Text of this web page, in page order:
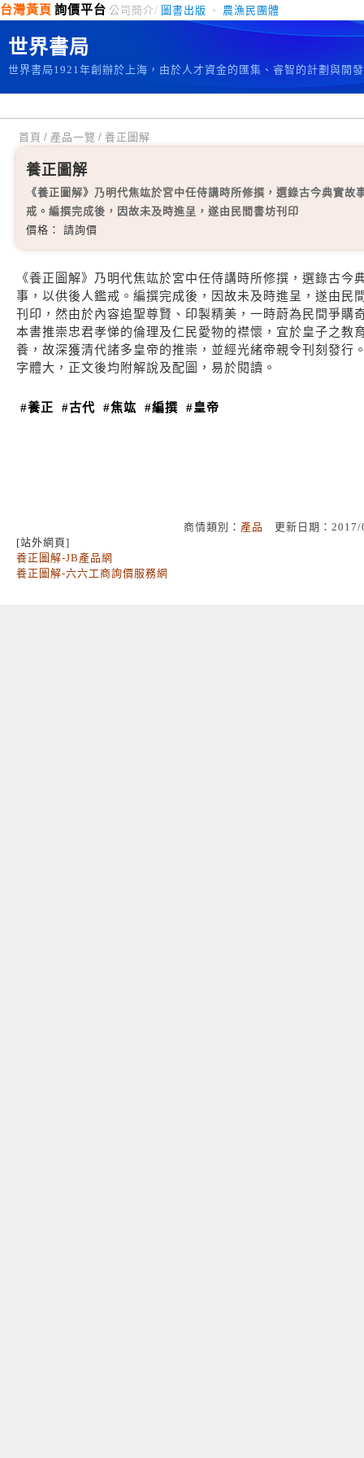
台灣黃頁 詢價平台 公司簡介/ 圖書出版 、 農漁民團體
世界書局
世界書局1921年創辦於上海，由於人才資金的匯集、睿智的計劃與開
首頁 / 產品一覽 / 養正圖解
養正圖解
《養正圖解》乃明代焦竑於宮中任侍講時所修撰，選錄古今典實故
戒。編撰完成後，因故未及時進呈，遂由民間書坊刊印
價格： 請詢價
《養正圖解》乃明代焦竑於宮中任侍講時所修撰，選錄古今
事，以供後人鑑戒。編撰完成後，因故未及時進呈，遂由民
刊印，然由於內容追聖尊賢、印製精美，一時蔚為民間爭購
本書推崇忠君孝悌的倫理及仁民愛物的襟懷，宜於皇子之教
養，故深獲清代諸多皇帝的推崇，並經光緒帝親令刊刻發行
字體大，正文後均附解說及配圖，易於閱讀。
#養正 #古代 #焦竑 #編撰 #皇帝
商情類別： 產品
更新日期：
[站外網頁]
養正圖解-JB產品網
養正圖解-六六工商詢價服務網